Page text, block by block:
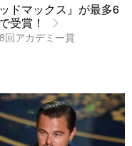
ッドマックス』が最多6
受賞！
回アカデミー賞